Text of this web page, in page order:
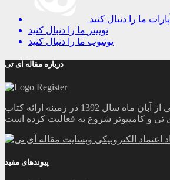
آپارات ما را دنبال کنید
توییتر ما را دنبال کنید
یوتیوب ما را دنبال کنید
درباره مقاله آی تی
وبسایت مقاله آی تی از آبان ماه سال 1392 در زمینه ارائه کتاب
پیوندهای مفید